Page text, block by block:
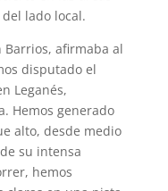
lado local.
Barrios, afirmaba al
disputado el
Leganés,
Hemos generado
alto, desde medio
su intensa
hemos